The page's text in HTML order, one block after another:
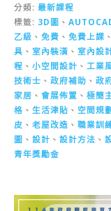
分類: 最新課程
標籤: 3D圖 、
乙級 、 免費 、 免費上課 、
具 、 室內裝潢 、 室內設
程 、 小空間設計 、 工業
技術士 、 政府補助 、 政
家居 、 會展佈置 、 極簡
格 、 生活津貼 、 空間規
皮 、 老屋改造 、 職業訓
圖 、 設計 、 設計方法 、
青年獎勵金